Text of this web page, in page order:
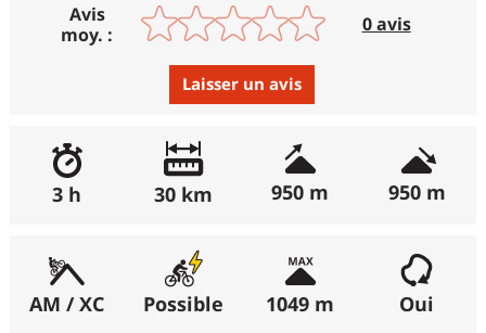
Avis
moy. :
0 avis
Laisser un avis
Excellent
0%
Moyen
Médiocre:
0%
3 h 30 km 950 m 950 m
AM / XC Possible 1049 m Oui